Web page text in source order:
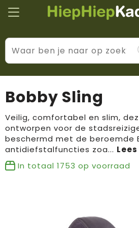
Kantoor & schrijfwaren
Wellness & verzorging
Tassen & reizen
Huis, tuin & keuken
Sport & vrije tijd
Levensstijl
Prijs & impact
BIC
Brandflavours
Camelbak
Bobby Sling
Veilig, comfortabel en slim,
ontworpen voor de
beschermd met de beroemde
antidiefstalfuncties zoa...
In totaal 1753 op voorraad